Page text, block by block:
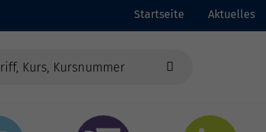
Startseite Aktuelles